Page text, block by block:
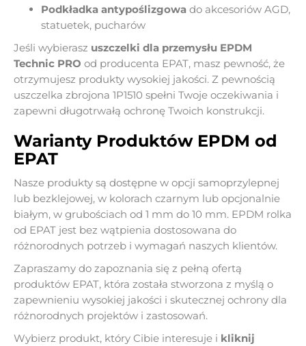
Podkładka antypoślizgowa do akcesoriów AGD,
statuetek, pucharów
Jeśli wybierasz uszczelki dla przemysłu EPDM
Technic PRO od producenta EPAT, masz pewność, że
otrzymujesz produkty wysokiej jakości. Z pewnością
uszczelka zbrojona 1P1510 spełni Twoje oczekiwania i
zapewni długotrwałą ochronę Twoich konstrukcji.
Warianty Produktów EPDM od
EPAT
Nasze produkty są dostępne w opcji samoprzylepnej
lub bezklejowej, w kolorach czarnym lub opcjonalnie
białym, w grubościach od 1 mm do 10 mm. EPDM rolka
od EPAT jest bez wątpienia dostosowana do
różnorodnych potrzeb i wymagań naszych klientów.
Zapraszamy do zapoznania się z pełną ofertą
produktów EPAT, która została stworzona z myślą o
zapewnieniu wysokiej jakości i skutecznej ochrony dla
różnorodnych projektów i zastosowań.
Wybierz produkt, który Cibie interesuje i kliknij